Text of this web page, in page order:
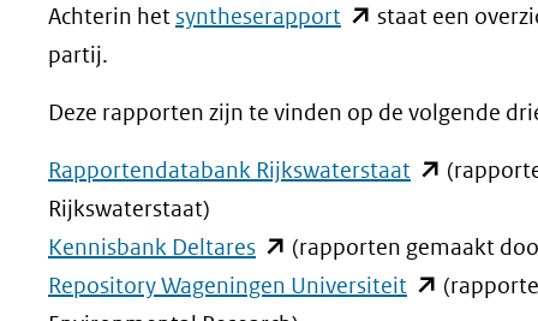
website)
Achterin hetsyntheserapport (opent
venster)
(verwijst
een
andere
staat een
partij.
Deze rapporten zijn te vinden op de volgende
Rapportendatabank Rijkswaterstaat (opent
nieuw
venster)
Rijkswaterstaat)
Kennisbank Deltares(opent
in
(rapporten gemaakt
Repository Wageningen Universiteit (opent